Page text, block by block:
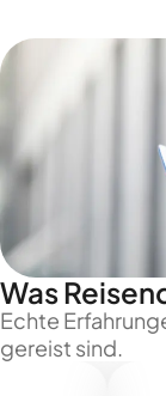
Was
Echte
gereist sind.